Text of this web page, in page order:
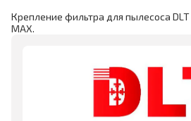
Крепление фильтра для пылесоса DLT
MAX.